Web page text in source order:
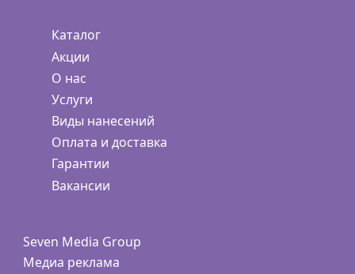
Каталог
Акции
О нас
Услуги
Виды нанесений
Оплата и доставка
Гарантии
Вакансии
Seven Media Group
Медиа реклама